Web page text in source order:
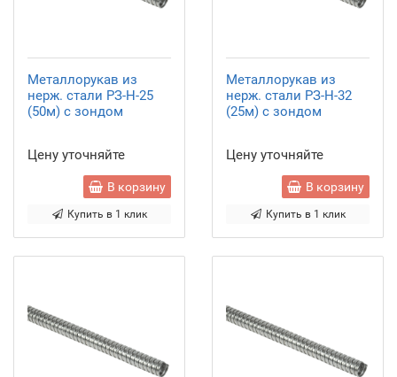
Металлорукав из
нерж. стали РЗ-Н-25
(50м) с зондом
Цену уточняйте
В корзину
Купить в 1 клик
Металлорукав из
нерж. стали РЗ-Н-32
(25м) с зондом
Цену уточняйте
В корзину
Купить в 1 клик